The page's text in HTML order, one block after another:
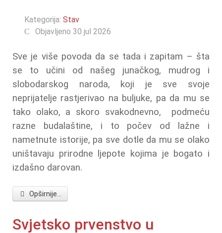
Kategorija: Stav
Objavljeno 30 jul 2026
Sve je više povoda da se tada i zapitam – šta
se to učini od našeg junačkog, mudrog i
slobodarskog naroda, koji je sve svoje
neprijatelje rastjerivao na buljuke, pa da mu se
tako olako, a skoro svakodnevno, podmeću
razne budalaštine, i to počev od lažne i
nametnute istorije, pa sve dotle da mu se olako
uništavaju prirodne ljepote kojima je bogato i
izdašno darovan.
Opširnije...
Svjetsko prvenstvo u